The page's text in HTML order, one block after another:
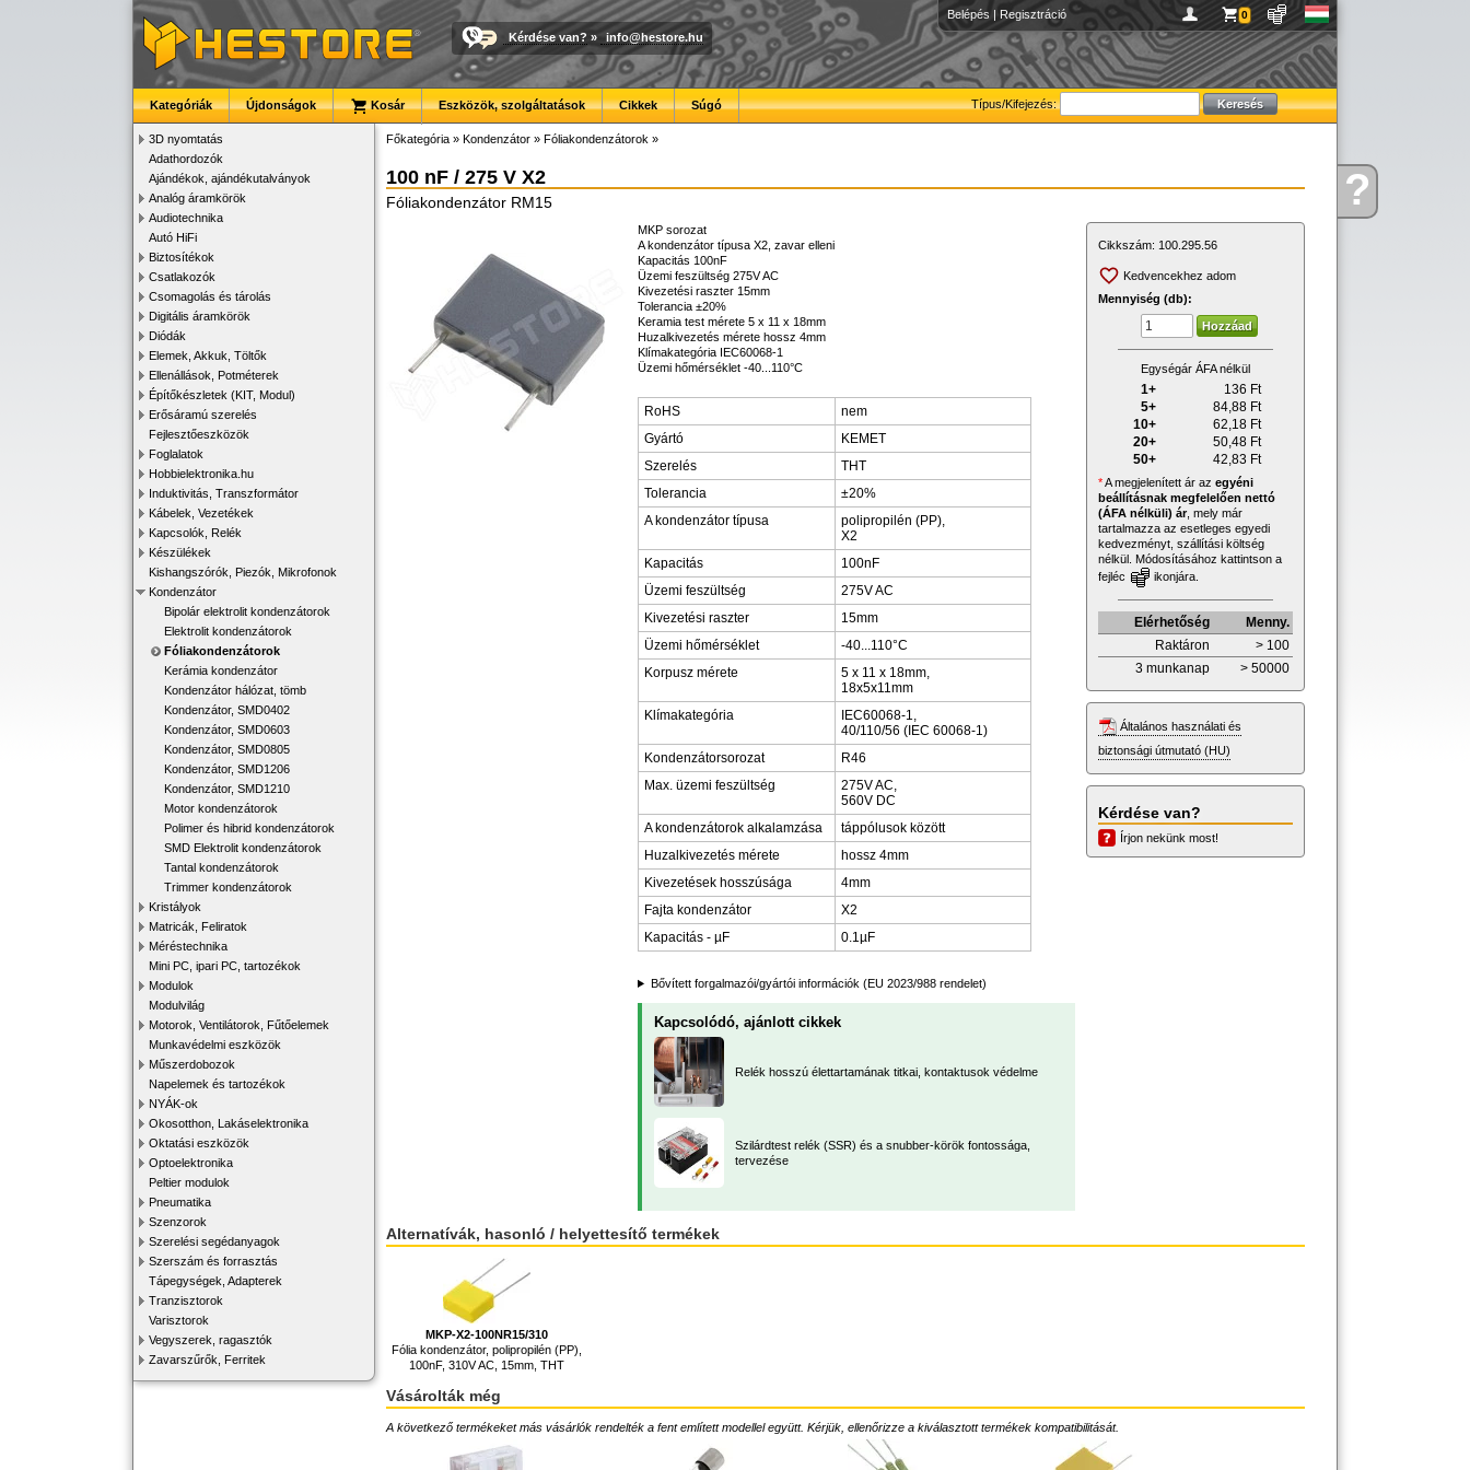
Kérdése?
Belépés | Regisztráció 0
Kérdése van? » info@hestore.hu
Típus/Kifejezés:
Kategóriák Újdonságok Kosár Eszközök, szolgáltatások Cikkek Súgó
3D nyomtatás
Adathordozók
Ajándékok, ajándékutalványok
Analóg áramkörök
Audiotechnika
Autó HiFi
Biztosítékok
Csatlakozók
Csomagolás és tárolás
Digitális áramkörök
Diódák
Elemek, Akkuk, Töltők
Ellenállások, Potméterek
Építőkészletek (KIT, Modul)
Erősáramú szerelés
Fejlesztőeszközök
Foglalatok
Hobbielektronika.hu
Induktivitás, Transzformátor
Kábelek, Vezetékek
Kapcsolók, Relék
Készülékek
Kishangszórók, Piezók, Mikrofonok
Kondenzátor
Bipolár elektrolit kondenzátorok
Elektrolit kondenzátorok
Fóliakondenzátorok
Kerámia kondenzátor
Kondenzátor hálózat, tömb
Kondenzátor, SMD0402
Kondenzátor, SMD0603
Kondenzátor, SMD0805
Kondenzátor, SMD1206
Kondenzátor, SMD1210
Motor kondenzátorok
Polimer és hibrid kondenzátorok
SMD Elektrolit kondenzátorok
Tantal kondenzátorok
Trimmer kondenzátorok
Kristályok
Matricák, Feliratok
Méréstechnika
Mini PC, ipari PC, tartozékok
Modulok
Modulvilág
Motorok, Ventilátorok, Fűtőelemek
Munkavédelmi eszközök
Műszerdobozok
Napelemek és tartozékok
NYÁK-ok
Okosotthon, Lakáselektronika
Oktatási eszközök
Optoelektronika
Peltier modulok
Pneumatika
Szenzorok
Szerelési segédanyagok
Szerszám és forrasztás
Tápegységek, Adapterek
Tranzisztorok
Varisztorok
Vegyszerek, ragasztók
Zavarszűrők, Ferritek
Főkategória » Kondenzátor » Fóliakondenzátorok »
100 nF / 275 V X2
Fóliakondenzátor RM15
MKP sorozat
A kondenzátor típusa X2, zavar elleni
Kapacitás 100nF
Üzemi feszültség 275V AC
Kivezetési raszter 15mm
Tolerancia ±20%
Keramia test mérete 5 x 11 x 18mm
Huzalkivezetés mérete hossz 4mm
Klímakategória IEC60068-1
Üzemi hőmérséklet -40...110°C
RoHS
nem
Gyártó
KEMET
Szerelés
THT
Tolerancia
±20%
A kondenzátor típusa
polipropilén (PP),
X2
Kapacitás
100nF
Üzemi feszültség
275V AC
Kivezetési raszter
15mm
Üzemi hőmérséklet
-40...110°C
Korpusz mérete
5 x 11 x 18mm,
18x5x11mm
Klímakategória
IEC60068-1,
40/110/56 (IEC 60068-1)
Kondenzátorsorozat
R46
Max. üzemi feszültség
275V AC,
560V DC
A kondenzátorok alkalamzása
táppólusok között
Huzalkivezetés mérete
hossz 4mm
Kivezetések hosszúsága
4mm
Fajta kondenzátor
X2
Kapacitás - µF
0.1µF
Bővített forgalmazói/gyártói információk (EU 2023/988 rendelet)
Kapcsolódó, ajánlott cikkek
Relék hosszú élettartamának titkai, kontaktusok védelme
Szilárdtest relék (SSR) és a snubber-körök fontossága,
tervezése
Cikkszám: 100.295.56
Kedvencekhez adom
Mennyiség (db):
Egységár ÁFA nélkül
1+ 136 Ft
5+
84,88 Ft
10+
62,18 Ft
20+
50,48 Ft
50+
42,83 Ft
*A megjelenített ár az egyéni
beállításnak megfelelően nettó
(ÁFA nélküli) ár, mely már
tartalmazza az esetleges egyedi
kedvezményt, szállítási költség
nélkül. Módosításához kattintson a
fejléc
ikonjára.
Elérhetőség
Menny.
Raktáron
> 100
3 munkanap
> 50000
Általános használati és
biztonsági útmutató (HU)
Kérdése van?
Írjon nekünk most!
Alternatívák, hasonló / helyettesítő termékek
MKP-X2-100NR15/310
Fólia kondenzátor, polipropilén (PP),
100nF, 310V AC, 15mm, THT
Vásárolták még
A következő termékeket más vásárlók rendelték a fent említett modellel együtt. Kérjük, ellenőrizze a kiválasztott termékek kompatibilitását.